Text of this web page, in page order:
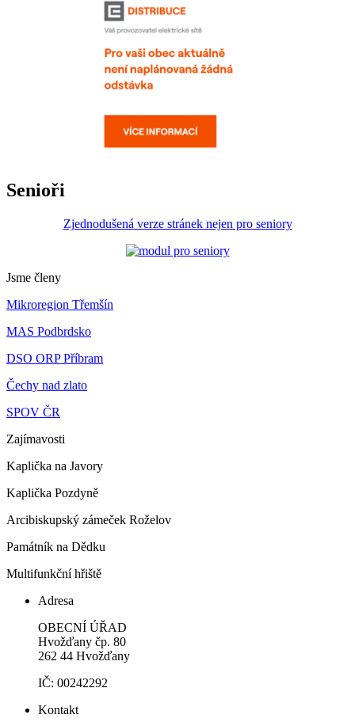
Senioři
Zjednodušená verze stránek nejen pro seniory
Jsme členy
Mikroregion Třemšín
MAS Podbrdsko
DSO ORP Příbram
Čechy nad zlato
SPOV ČR
Zajímavosti
Kaplička na Javory
Kaplička Pozdyně
Arcibiskupský zámeček Roželov
Památník na Dědku
Multifunkční hřiště
Adresa
OBECNÍ ÚŘAD
Hvožďany čp. 80
262 44 Hvožďany
IČ: 00242292
Kontakt